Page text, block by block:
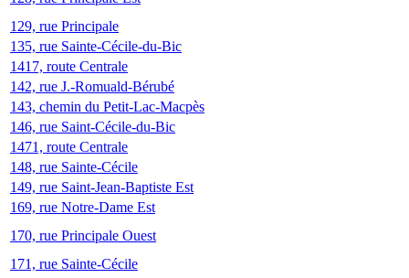
129, rue Principale
135, rue Sainte-Cécile-du-Bic
1417, route Centrale
142, rue J.-Romuald-Bérubé
143, chemin du Petit-Lac-Macpès
146, rue Saint-Cécile-du-Bic
1471, route Centrale
148, rue Sainte-Cécile
149, rue Saint-Jean-Baptiste Est
169, rue Notre-Dame Est
170, rue Principale Ouest
171, rue Sainte-Cécile